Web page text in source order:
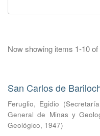
Now showing items 1-10 of
San Carlos de
Feruglio, Egidio (
General de Minas y
Geológico, 1947)